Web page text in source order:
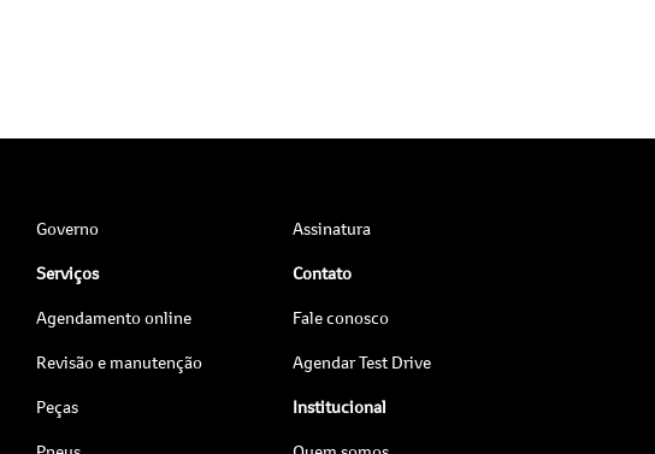
Governo
Serviços
Agendamento online
Revisão e manutenção
Peças
Assinatura
Contato
Fale conosco
Agendar Test Drive
Institucional